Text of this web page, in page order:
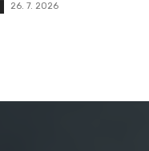
26. 7. 2026